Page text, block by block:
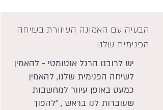
הבעיה עם האמונה העיוורת בשיחה
הפנימית שלנו
יש לרובנו הרגל אוטומטי - להאמין
לשיחה הפנימית שלנו, להאמין
כמעט באופן עיוור למחשבות
שעוברות לנו בראש , "להפוך